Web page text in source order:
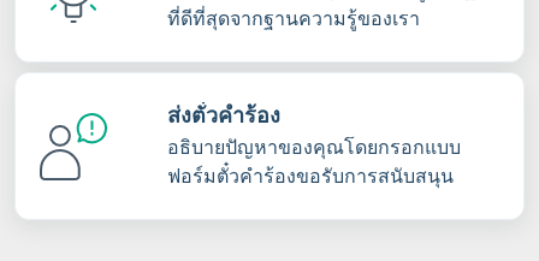
ที่ดีที่สุดจากฐานความรู้ของเรา
ส่งตั๋วคำร้อง
อธิบายปัญหาของคุณโดยกรอกแบบ
ฟอร์มตั๋วคำร้องขอรับการสนับสนุน